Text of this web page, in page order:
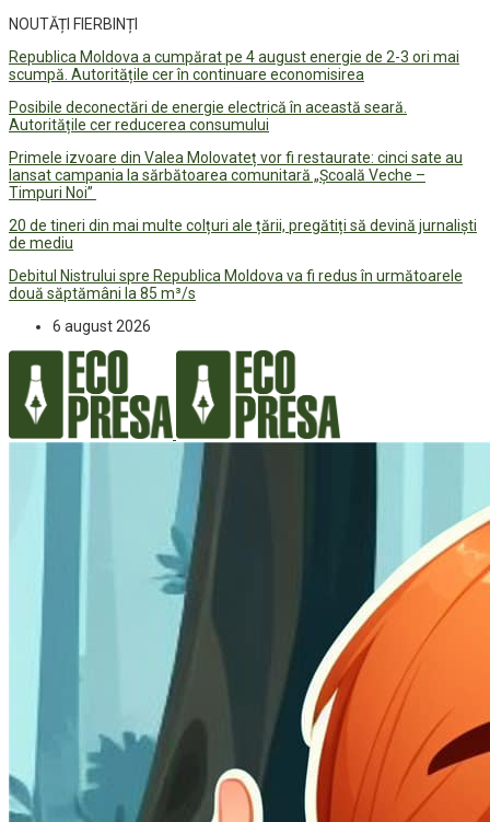
NOUTĂȚI FIERBINȚI
Republica Moldova a cumpărat pe 4 august energie de 2-3 ori mai
scumpă. Autoritățile cer în continuare economisirea
Posibile deconectări de energie electrică în această seară.
Autoritățile cer reducerea consumului
Primele izvoare din Valea Molovateț vor fi restaurate: cinci sate au
lansat campania la sărbătoarea comunitară „Școală Veche –
Timpuri Noi”
20 de tineri din mai multe colțuri ale țării, pregătiți să devină jurnaliști
de mediu
Debitul Nistrului spre Republica Moldova va fi redus în următoarele
două săptămâni la 85 m³/s
6 august 2026